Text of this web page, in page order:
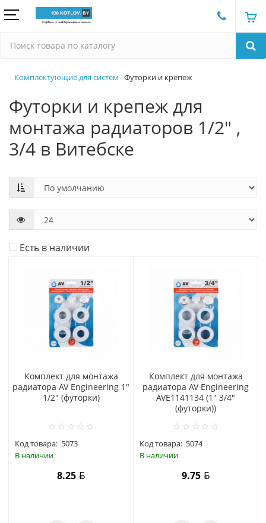
Комплектующие для систем Футорки и крепеж
Футорки и крепеж для
монтажа радиаторов 1/2" ,
3/4 в Витебске
Есть в наличии
Комплект для монтажа
радиатора AV Engineering 1"
1/2" (футорки)
Код товара: 5073
В наличии
8.25
Комплект для монтажа
радиатора AV Engineering
AVE1141134 (1" 3/4"
(футорки))
Код товара: 5074
В наличии
9.75